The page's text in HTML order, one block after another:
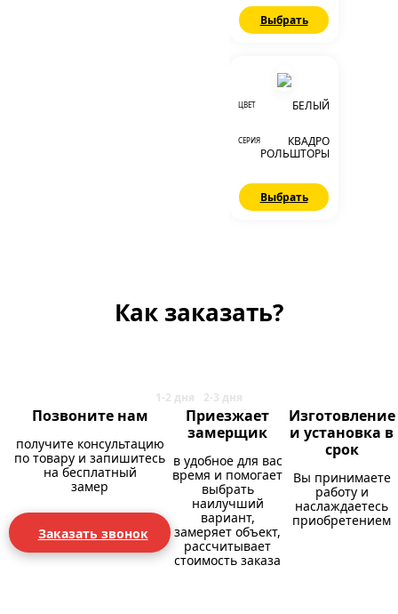
Выбрать
ЦВЕТ БЕЛЫЙ
СЕРИЯ
КВАДРО
РОЛЬШТОРЫ
Выбрать
Как заказать?
Позвоните нам
получите консультацию
по товару и запишитесь
на бесплатный
замер
Заказать звонок
Приезжает
замерщик
в удобное для вас
время и помогает
выбрать
наилучший
вариант,
замеряет объект,
рассчитывает
стоимость заказа
Изготовление
и установка в
срок
Вы принимаете
работу и
наслаждаетесь
приобретением